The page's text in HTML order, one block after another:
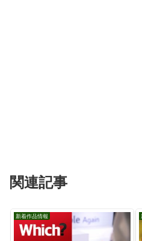
関連記事
新着作品情報